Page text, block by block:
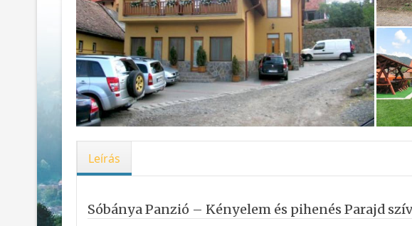
Leírás
Sóbánya Panzió – Kényelem és pihenés Parajd